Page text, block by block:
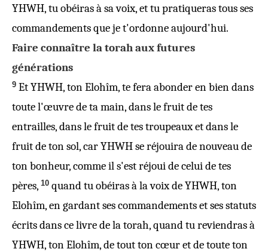
YHWH, tu obéiras à sa voix, et tu pratiqueras tous ses
commandements que je t'ordonne aujourd'hui.
Faire connaître la torah aux futures
générations
9 Et YHWH, ton Elohîm, te fera abonder en bien dans
toute l'œuvre de ta main, dans le fruit de tes
entrailles, dans le fruit de tes troupeaux et dans le
fruit de ton sol, car YHWH se réjouira de nouveau de
ton bonheur, comme il s'est réjoui de celui de tes
pères, 10 quand tu obéiras à la voix de YHWH, ton
Elohîm, en gardant ses commandements et ses statuts
écrits dans ce livre de la torah, quand tu reviendras à
YHWH, ton Elohîm, de tout ton cœur et de toute ton